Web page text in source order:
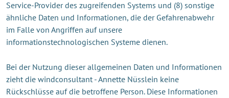
Service-Provider des zugreifenden Systems und (8) sonstige
ähnliche Daten und Informationen, die der Gefahrenabwehr
im Falle von Angriffen auf unsere
informationstechnologischen Systeme dienen.
Bei der Nutzung dieser allgemeinen Daten und Informationen
zieht die windconsultant - Annette Nüsslein keine
Rückschlüsse auf die betroffene Person. Diese Informationen